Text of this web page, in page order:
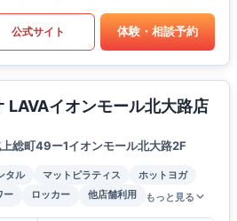
公式サイト 体験・相談予約
LAVAイオンモール北大路店
総町49ー1イオンモール北大路2F
タル マットピラティス
ホットヨガ
ー ロッカー 他店舗利用 もっと見る